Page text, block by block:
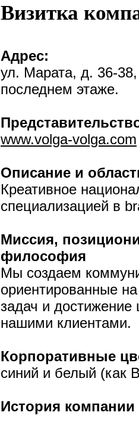
Визитка
Адрес:
ул. Марата, д. 36-
последнем этаже.
www.volga-volga.com
Описание и
Креативное
специализацией в
Миссия,
философия
Мы создаем
ориентированные
задач и
нашими клиентами.
Корпоративные
синий и белый (как
История компании